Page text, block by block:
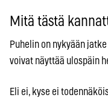
Mitä tästä
Puhelin on nykyään
voivat näyttää ulospäin
Eli ei, kyse ei